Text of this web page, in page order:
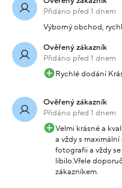
Přidáno před 1 dnem
Výborný obchod,
Ověřený zákazník
Přidáno před 1 dnem
Rychlé dodání
Ověřený zákazník
Přidáno před 1 dnem
Velmi krásné a
a vždy s
fotografii a vždy
líbilo.Vřele
zákazníkem.